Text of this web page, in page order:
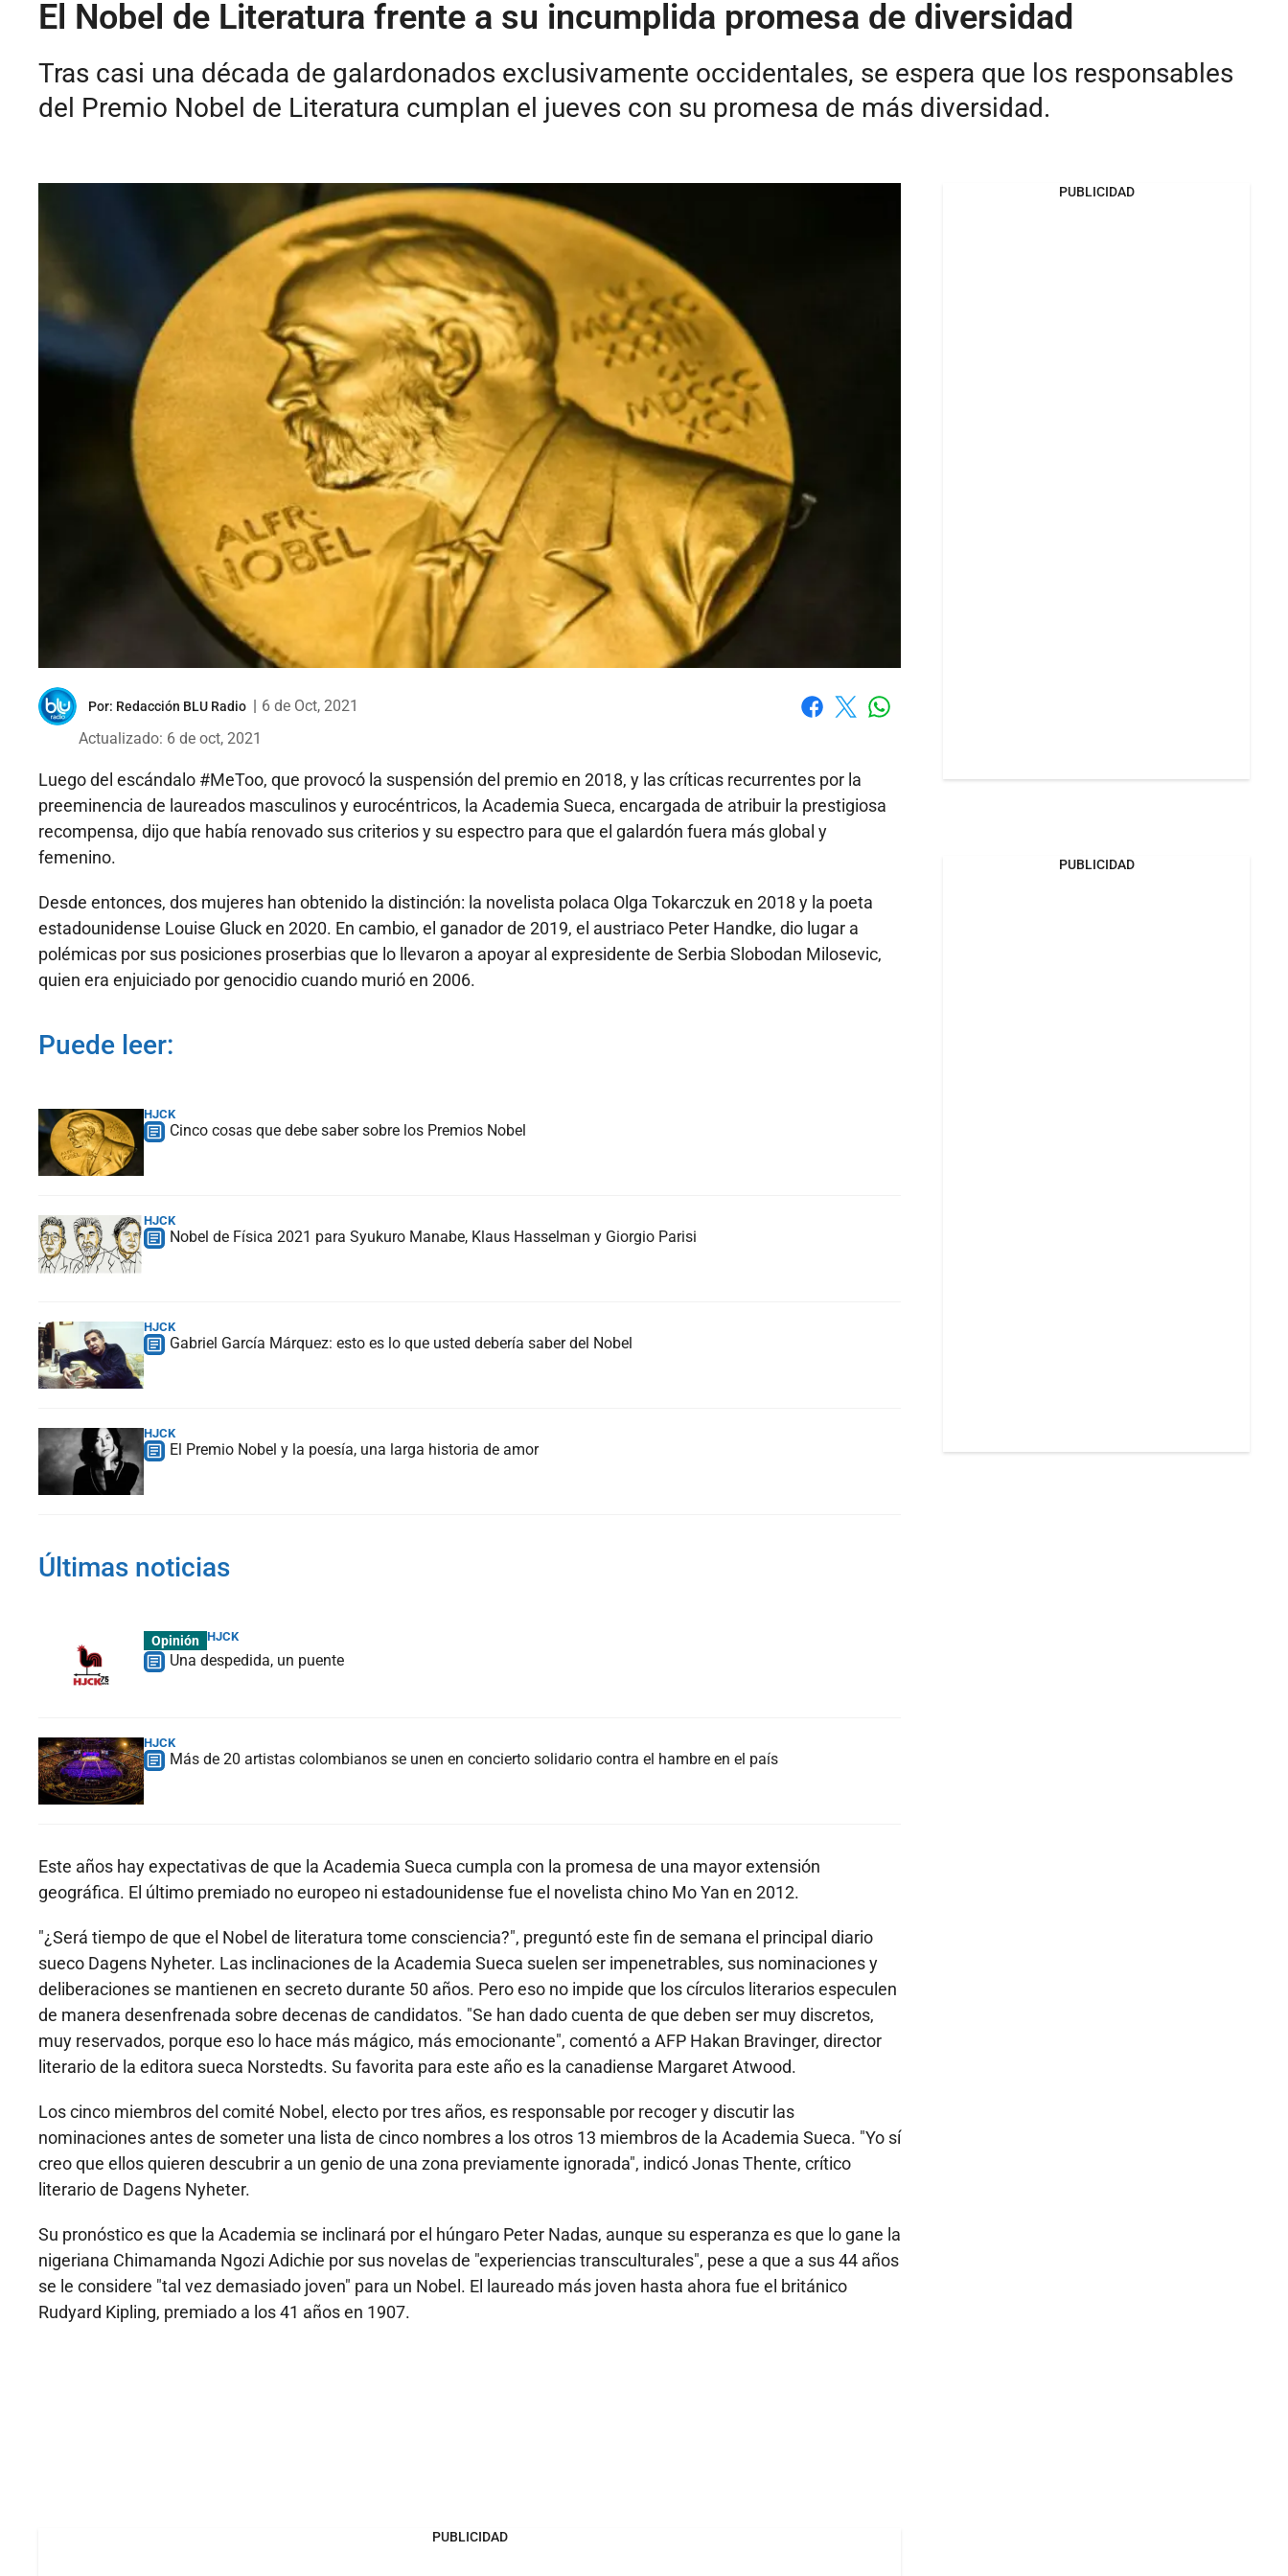
El Nobel de Literatura frente a su incumplida promesa de diversidad
Tras casi una década de galardonados exclusivamente occidentales, se espera que los responsables
del Premio Nobel de Literatura cumplan el jueves con su promesa de más diversidad.
Por: Redacción BLU Radio
6 de Oct, 2021
Actualizado: 6 de oct, 2021
Luego del escándalo #MeToo, que provocó la suspensión del premio en 2018, y las críticas recurrentes por la
preeminencia de laureados masculinos y eurocéntricos, la Academia Sueca, encargada de atribuir la prestigiosa
recompensa, dijo que había renovado sus criterios y su espectro para que el galardón fuera más global y
femenino.
Desde entonces, dos mujeres han obtenido la distinción: la novelista polaca Olga Tokarczuk en 2018 y la poeta
estadounidense Louise Gluck en 2020. En cambio, el ganador de 2019, el austriaco Peter Handke, dio lugar a
polémicas por sus posiciones proserbias que lo llevaron a apoyar al expresidente de Serbia Slobodan Milosevic,
quien era enjuiciado por genocidio cuando murió en 2006.
Puede leer:
HJCK
Cinco cosas que debe saber sobre los Premios Nobel
HJCK
Nobel de Física 2021 para Syukuro Manabe, Klaus Hasselman y Giorgio Parisi
HJCK
Gabriel García Márquez: esto es lo que usted debería saber del Nobel
HJCK
El Premio Nobel y la poesía, una larga historia de amor
Últimas noticias
Opinión HJCK
Una despedida, un puente
HJCK
Más de 20 artistas colombianos se unen en concierto solidario contra el hambre en el país
Este años hay expectativas de que la Academia Sueca cumpla con la promesa de una mayor extensión
geográfica. El último premiado no europeo ni estadounidense fue el novelista chino Mo Yan en 2012.
"¿Será tiempo de que el Nobel de literatura tome consciencia?", preguntó este fin de semana el principal diario
sueco Dagens Nyheter. Las inclinaciones de la Academia Sueca suelen ser impenetrables, sus nominaciones y
deliberaciones se mantienen en secreto durante 50 años. Pero eso no impide que los círculos literarios especulen
de manera desenfrenada sobre decenas de candidatos. "Se han dado cuenta de que deben ser muy discretos,
muy reservados, porque eso lo hace más mágico, más emocionante", comentó a AFP Hakan Bravinger, director
literario de la editora sueca Norstedts. Su favorita para este año es la canadiense Margaret Atwood.
Los cinco miembros del comité Nobel, electo por tres años, es responsable por recoger y discutir las
nominaciones antes de someter una lista de cinco nombres a los otros 13 miembros de la Academia Sueca. "Yo sí
creo que ellos quieren descubrir a un genio de una zona previamente ignorada", indicó Jonas Thente, crítico
literario de Dagens Nyheter.
Su pronóstico es que la Academia se inclinará por el húngaro Peter Nadas, aunque su esperanza es que lo gane la
nigeriana Chimamanda Ngozi Adichie por sus novelas de "experiencias transculturales", pese a que a sus 44 años
se le considere "tal vez demasiado joven" para un Nobel. El laureado más joven hasta ahora fue el británico
Rudyard Kipling, premiado a los 41 años en 1907.
PUBLICIDAD
PUBLICIDAD
PUBLICIDAD